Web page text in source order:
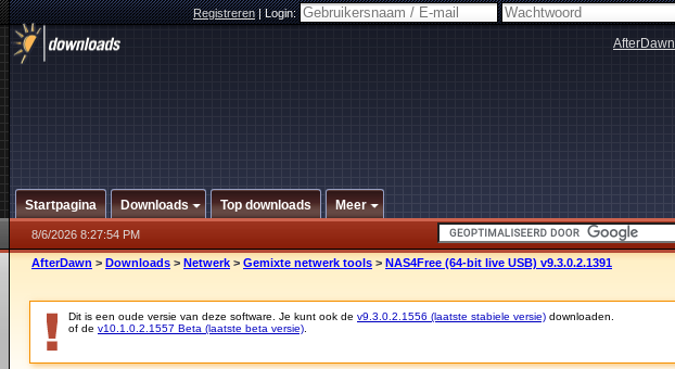
Registreren|Login:
AfterDawn
Startpagina Downloads Top downloads Meer
8/6/2026 8:27:54 PM
AfterDawn > Downloads > Netwerk > Gemixte netwerk tools > NAS4Free (64-bit live USB) v9.3.0.2.1391
Dit is een oude versie van deze software. Je kunt ook de v9.3.0.2.1556 (laatste stabiele versie) downloaden.
of de v10.1.0.2.1557 Beta (laatste beta versie)